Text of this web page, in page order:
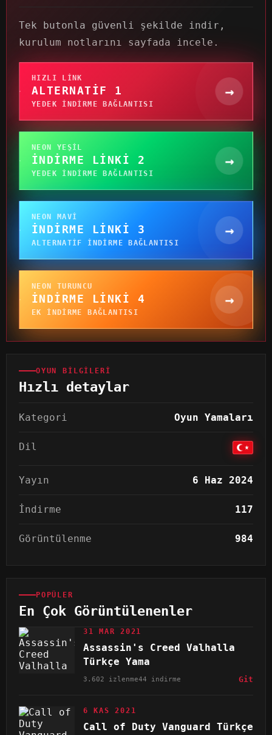
Tek butonla güvenli şekilde indir,
kurulum notlarını sayfada incele.
HIZLI LINK
ALTERNATIF 1
YEDEK INDIRME BAĞLANTISI
→
NEON YEŞIL
İNDIRME LINKI 2
YEDEK INDIRME BAĞLANTISI
→
NEON MAVI
İNDIRME LINKI 3
ALTERNATIF INDIRME BAĞLANTISI
→
NEON TURUNCU
İNDIRME LINKI 4
EK INDIRME BAĞLANTISI
→
OYUN BILGILERI
Hızlı detaylar
Kategori Oyun Yamaları
Dil
Yayın 6 Haz 2024
İndirme 117
Görüntülenme 984
POPÜLER
En Çok Görüntülenenler
31 MAR 2021
Assassin's Creed Valhalla
Türkçe Yama
3.602 izlenme44 indirme Git
6 KAS 2021
Call of Duty Vanguard Türkçe